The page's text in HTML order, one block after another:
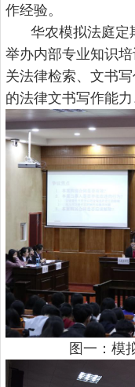
作经验。
华农模拟法庭定
举办内部专业知识
关法律检索、文书
的法律文书写作能
图一：模